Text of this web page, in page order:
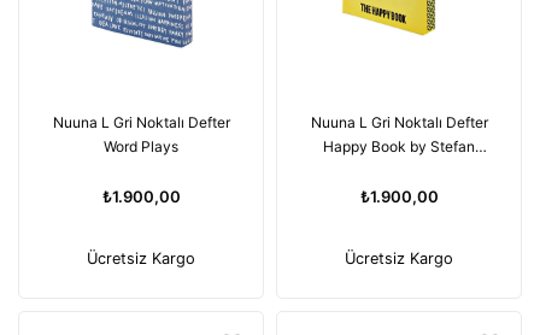
Nuuna L Gri Noktalı Defter
Word Plays
₺1.900,00
Ücretsiz Kargo
Nuuna L Gri Noktalı Defter
Happy Book by Stefan
₺1.900,00
Ücretsiz Kargo